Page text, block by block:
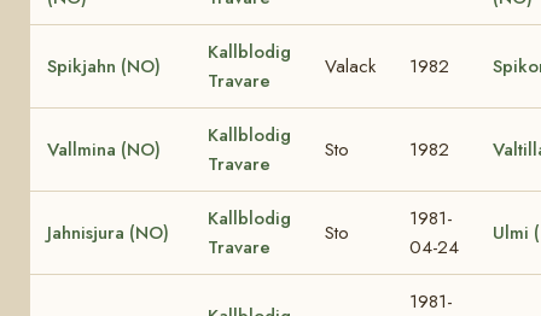
Spikjahn (NO)
Kallblodig
Travare
Valack 1982
Vallmina (NO)
Kallblodig
Travare
Sto 1982
Jahnisjura (NO)
Kallblodig
Travare
Sto
1981-
04-24
Ulmi
1981-